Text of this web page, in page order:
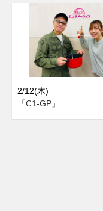
2/12(木)
「C1-GP」